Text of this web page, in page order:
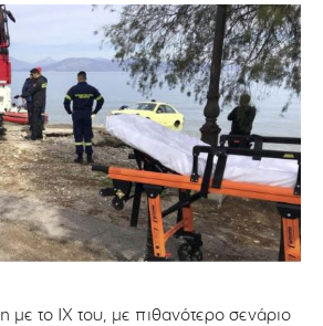
με το ΙΧ του, με πιθανότερο σενάριο